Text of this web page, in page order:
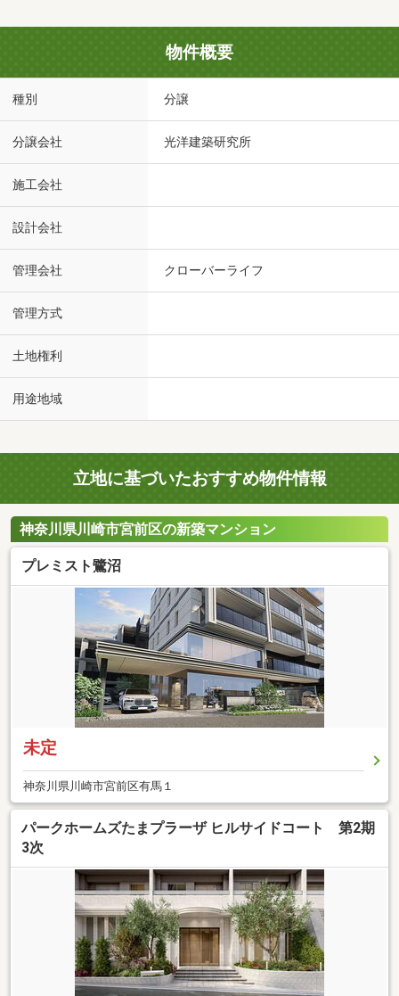
物件概要
種別 分譲
分譲会社 光洋建築研究所
施工会社
設計会社
管理会社 クローバーライフ
管理方式
土地権利
用途地域
立地に基づいたおすすめ物件情報
神奈川県川崎市宮前区の新築マンション
プレミスト鷺沼
未定
神奈川県川崎市宮前区有馬１
パークホームズたまプラーザ ヒルサイドコート 第2期
3次